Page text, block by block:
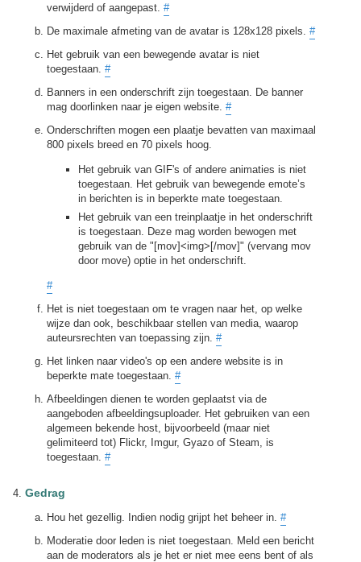
verwijderd of aangepast. #
De maximale afmeting van de avatar is 128x128 pixels. #
Het gebruik van een bewegende avatar is niet
toegestaan. #
Banners in een onderschrift zijn toegestaan. De banner
mag doorlinken naar je eigen website. #
Onderschriften mogen een plaatje bevatten van maximaal
800 pixels breed en 70 pixels hoog.
Het gebruik van GIF's of andere animaties is niet
toegestaan. Het gebruik van bewegende emote’s
in berichten is in beperkte mate toegestaan.
Het gebruik van een treinplaatje in het onderschrift
is toegestaan. Deze mag worden bewogen met
gebruik van de "[mov]<img>[/mov]" (vervang mov
door move) optie in het onderschrift.
#
Het is niet toegestaan om te vragen naar het, op welke
wijze dan ook, beschikbaar stellen van media, waarop
auteursrechten van toepassing zijn. #
Het linken naar video's op een andere website is in
beperkte mate toegestaan. #
Afbeeldingen dienen te worden geplaatst via de
aangeboden afbeeldingsuploader. Het gebruiken van een
algemeen bekende host, bijvoorbeeld (maar niet
gelimiteerd tot) Flickr, Imgur, Gyazo of Steam, is
toegestaan. #
Gedrag
Hou het gezellig. Indien nodig grijpt het beheer in. #
Moderatie door leden is niet toegestaan. Meld een bericht
aan de moderators als je het er niet mee eens bent of als